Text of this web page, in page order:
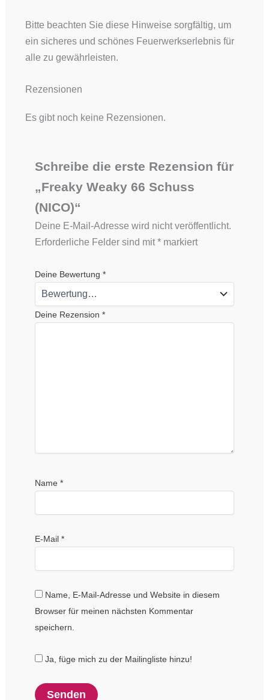
Bitte beachten Sie diese Hinweise sorgfältig, um
ein sicheres und schönes Feuerwerkserlebnis für
alle zu gewährleisten.
Rezensionen
Es gibt noch keine Rezensionen.
Schreibe die erste Rezension für
„Freaky Weaky 66 Schuss
(NICO)“
Deine E-Mail-Adresse wird nicht veröffentlicht.
Erforderliche Felder sind mit* markiert
Deine Bewertung*
Deine Rezension*
Name*
E-Mail*
Name, E-Mail-Adresse und Website in diesem
Browser für meinen nächsten Kommentar
speichern.
Ja, füge mich zu der Mailingliste hinzu!